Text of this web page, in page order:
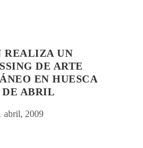
REALIZA UN
DE ARTE
EN HUESCA
DE ABRIL
abril, 2009